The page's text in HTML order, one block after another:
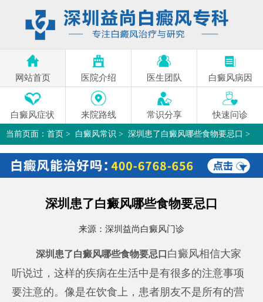
网站首页 医院介绍 医生团队 白癜风病因
白癜风症状 来院路线 常识分享 快速问诊
当前页面： 首页 > 白癜风常识 > 深圳患了白癜风哪些食物要忌口 >
深圳患了白癜风哪些食物要忌口
来源： 深圳益尚白癜风门诊
深圳患了白癜风哪些食物要忌口 白癜风相信大家
听说过，这样的疾病在生活中是有很多的注意事项
要注意的。像是在饮食上，患者朋友不是所有的营